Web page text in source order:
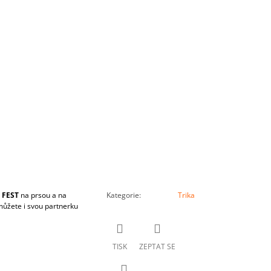
na prsou a na
i svou partnerku
Kategorie: Trika
TISK ZEPTAT SE